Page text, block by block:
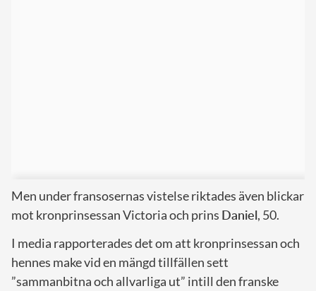
Men under fransosernas vistelse riktades även blickar
mot kronprinsessan Victoria och prins Daniel, 50.
I media rapporterades det om att kronprinsessan och
hennes make vid en mängd tillfällen sett
”sammanbitna och allvarliga ut” intill den franske